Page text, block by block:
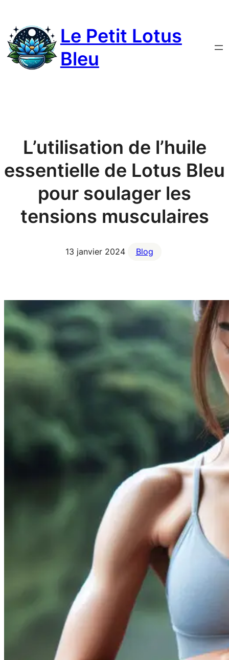
Le Petit Lotus
Bleu
L’utilisation de l’huile
essentielle de Lotus Bleu
pour soulager les
tensions musculaires
13 janvier 2024 Blog